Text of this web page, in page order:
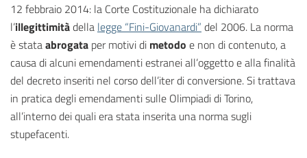
12 febbraio 2014: la Corte Costituzionale ha dichiarato
l’illegittimitàdella legge “Fini-Giovanardi” del 2006. La norma
è stataabrogata per motivi di metodo e non di contenuto, a
causa di alcuni emendamenti estranei all’oggetto e alla finalità
del decreto inseriti nel corso dell’iter di conversione. Si trattava
in pratica degli emendamenti sulle Olimpiadi di Torino,
all’interno dei quali era stata inserita una norma sugli
stupefacenti.